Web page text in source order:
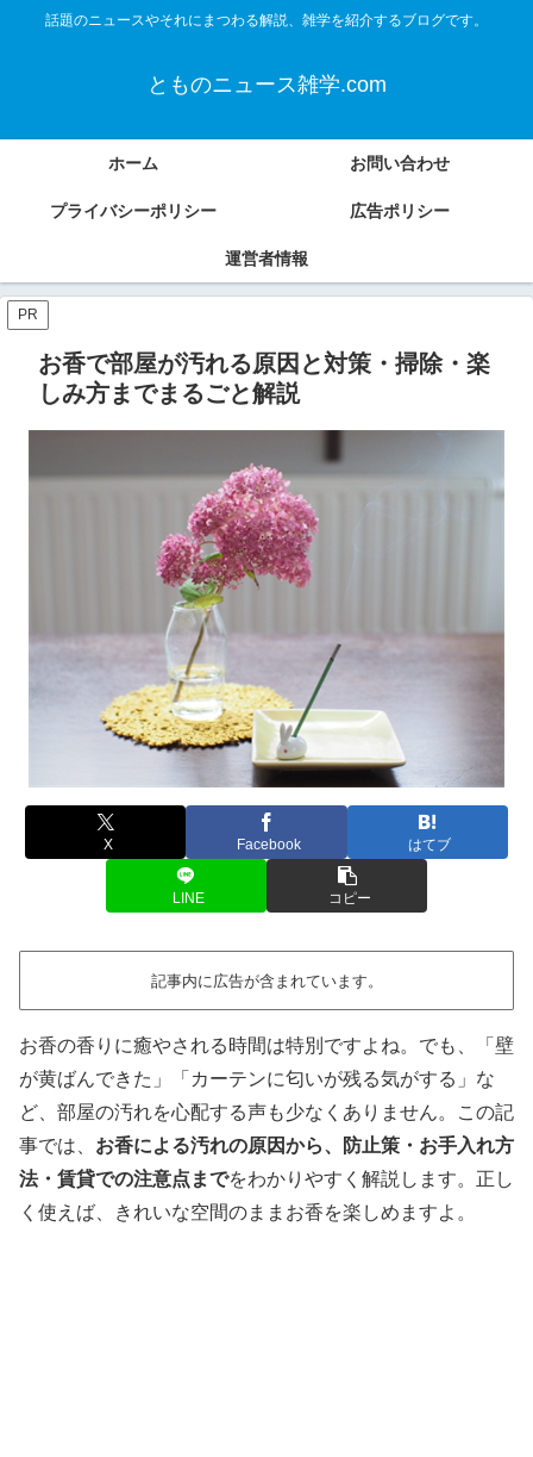
話題のニュースやそれにまつわる解説、雑学を紹介するブログです。
とものニュース雑学.com
ホーム お問い合わせ
プライバシーポリシー 広告ポリシー
運営者情報
PR
お香で部屋が汚れる原因と対策・掃除・楽
しみ方までまるごと解説
X Facebook はてブ
LINE コピー
記事内に広告が含まれています。
お香の香りに癒やされる時間は特別ですよね。でも、「壁
が黄ばんできた」「カーテンに匂いが残る気がする」な
ど、部屋の汚れを心配する声も少なくありません。この記
事では、 お香による汚れの原因から、防止策・お手入れ方
法・賃貸での注意点までをわかりやすく解説します。正し
く使えば、きれいな空間のままお香を楽しめますよ。